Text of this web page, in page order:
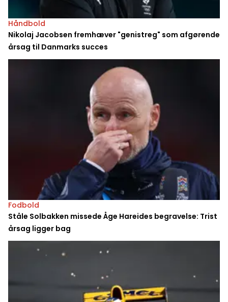
Håndbold
Nikolaj Jacobsen fremhæver "genistreg" som afgørende
årsag til Danmarks succes
Fodbold
Ståle Solbakken missede Åge Hareides begravelse: Trist
årsag ligger bag